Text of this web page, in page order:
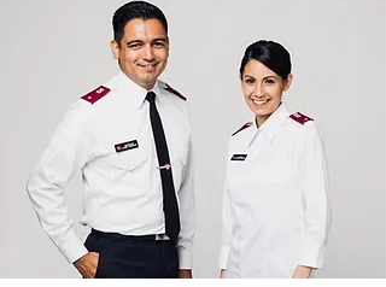
L.A. CENTRAL
CORPS
Adorar. Servicio. Comunidad.